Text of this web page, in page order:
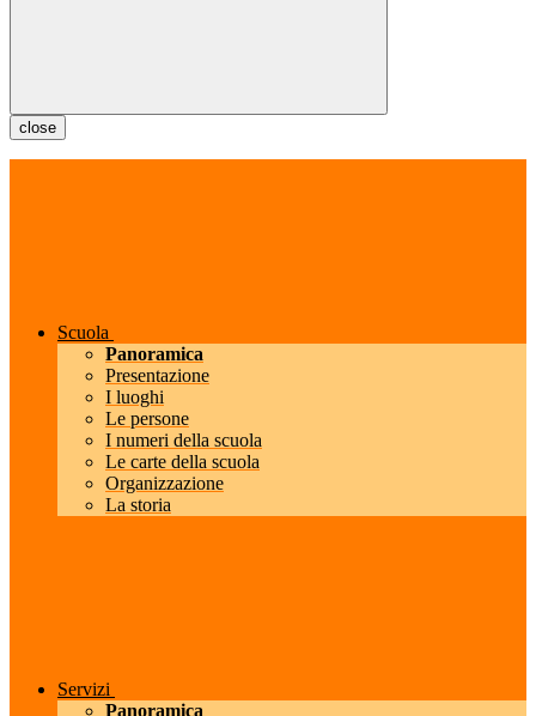
close
Scuola
Panoramica
Presentazione
I luoghi
Le persone
I numeri della scuola
Le carte della scuola
Organizzazione
La storia
Servizi
Panoramica